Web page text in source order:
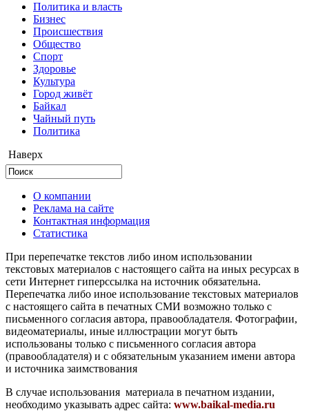
Политика и власть
Бизнес
Происшествия
Общество
Cпорт
Здоровье
Культура
Город живёт
Байкал
Чайный путь
Политика
Наверх
О компании
Реклама на сайте
Контактная информация
Статистика
При перепечатке текстов либо ином использовании
текстовых материалов с настоящего сайта на иных ресурсах в
сети Интернет гиперссылка на источник обязательна.
Перепечатка либо иное использование текстовых материалов
с настоящего сайта в печатных СМИ возможно только с
письменного согласия автора, правообладателя. Фотографии,
видеоматериалы, иные иллюстрации могут быть
использованы только с письменного согласия автора
(правообладателя) и с обязательным указанием имени автора
и источника заимствования
В случае использования материала в печатном издании,
необходимо указывать адрес сайта: www.baikal-media.ru